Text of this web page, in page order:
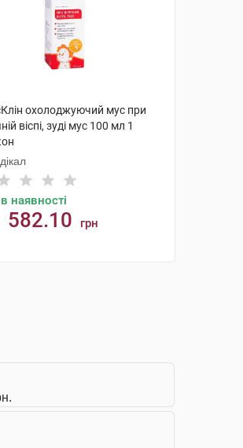
охолоджуючий мус при
віспі, зуді мус 100 мл 1
наявності
582.10 грн